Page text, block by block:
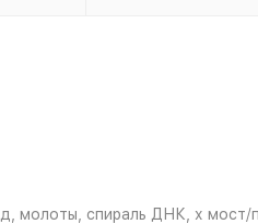
молоты, спираль ДНК, х мост/